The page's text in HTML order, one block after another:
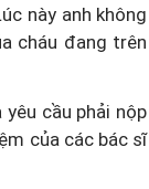
này anh không
cháu đang trên
cầu phải nộp
của các bác sĩ